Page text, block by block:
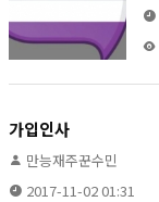
가입인사
만능재주꾼수민
2017-11-02 01:31